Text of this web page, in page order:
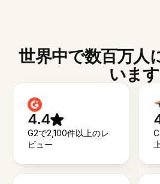
世界中で数百万人
います
4.4
G2で2,100件以上のレ
ビュー